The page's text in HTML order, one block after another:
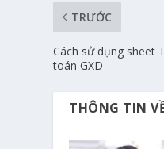
TRƯỚC
Cách sử dụng sheet
toán GXD
THÔNG TIN